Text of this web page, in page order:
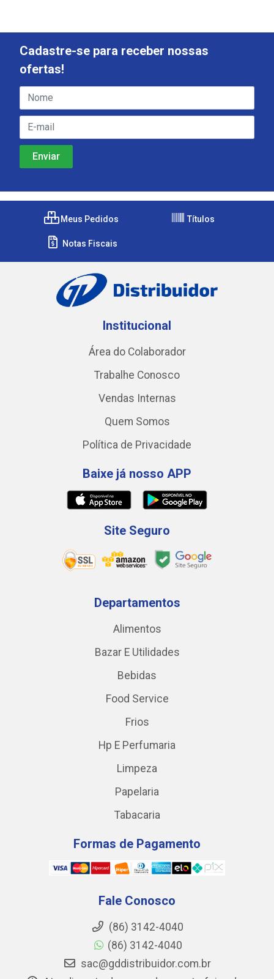
Cadastre-se para receber nossas
ofertas!
Meus Pedidos Títulos
Notas Fiscais
Institucional
Área do Colaborador
Trabalhe Conosco
Vendas Internas
Quem Somos
Política de Privacidade
Baixe já nosso APP
Site Seguro
Departamentos
Alimentos
Bazar E Utilidades
Bebidas
Food Service
Frios
Hp E Perfumaria
Limpeza
Papelaria
Tabacaria
Formas de Pagamento
Fale Conosco
(86) 3142-4040
(86) 3142-4040
sac@gddistribuidor.com.br